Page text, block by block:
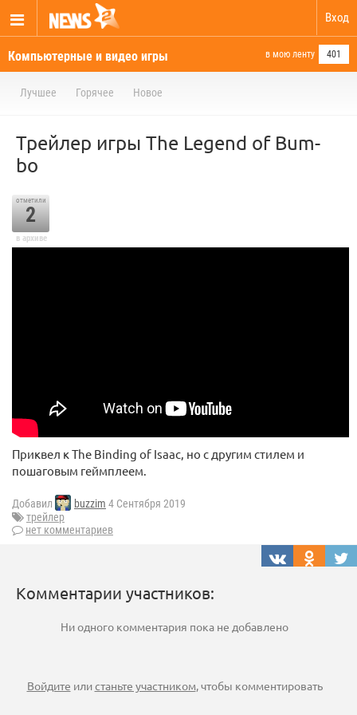
Вход
Компьютерные и видео игры в мою ленту 401
Лучшее Горячее Новое
Трейлер игры The Legend of Bum-
bo
отметили
2
в архиве
Приквел к The Binding of Isaac, но с другим стилем и
пошаговым геймплеем.
Добавил buzzim 4 Сентября 2019
трейлер
нет комментариев
Комментарии участников:
Ни одного комментария пока не добавлено
Войдите илистаньте участником, чтобы комментировать